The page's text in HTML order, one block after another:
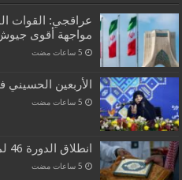
عراقجي: القوات
مواجهة أقوى
الأربعين الحسيني
انطلاق الدورة 46 لمسابقة القرآن الدولية في مكة